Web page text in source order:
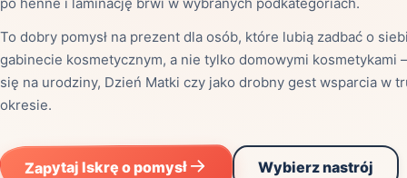
To dobry pomysł na prezent dla osób, które lubią zadbać o
gabinecie kosmetycznym, a nie tylko domowymi kosmetykami
się na urodziny, Dzień Matki czy jako drobny gest wsparcia w
okresie.
Zapytaj Iskrę o pomysł Wybierz nastrój